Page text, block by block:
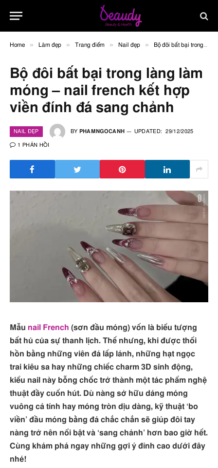
Home » Làm đẹp » Trang điểm » Nail đẹp » Bộ đôi bất bại trong làng làm móng – nail french kết hợp viền đính đá sang chảnh
Bộ đôi bất bại trong làng làm
móng – nail french kết hợp
viền đính đá sang chảnh
NAIL ĐẸP BY PHAMNGOCANH UPDATED: 29/12/2025
1 PHẢN HỒI
Mẫu nail French (sơn đầu móng) vốn là biểu tượng
bất hủ của sự thanh lịch. Thế nhưng, khi được thổi
hồn bằng những viên đá lấp lánh, những hạt ngọc
trai kiêu sa hay những chiếc charm 3D sinh động,
kiểu nail này bỗng chốc trở thành một tác phẩm nghệ
thuật đầy cuốn hút. Dù nàng sở hữu dáng móng
vuông cá tính hay móng tròn dịu dàng, kỹ thuật ‘bo
viền’ đầu móng bằng đá chắc chắn sẽ giúp đôi tay
nàng trở nên nổi bật và ‘sang chảnh’ hơn bao giờ hết.
Cùng khám phá ngay những gợi ý đỉnh cao dưới đây
nhé!